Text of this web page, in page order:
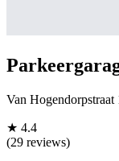
Van Hogendorpstraat
★ 4.4
(29 reviews)